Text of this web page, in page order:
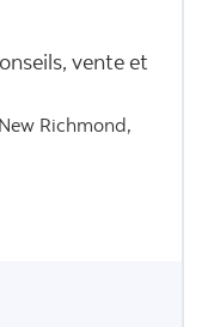
vente et
Richmond,